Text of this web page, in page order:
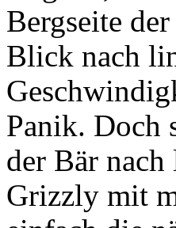
Bergseite
Blick nach
Panik. Doch
der Bär
Grizzly mit